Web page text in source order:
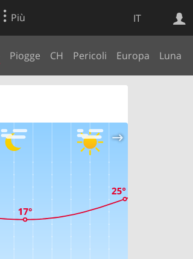
IT
Più
Piogge CH Pericoli Europa Luna
Ricerca Web